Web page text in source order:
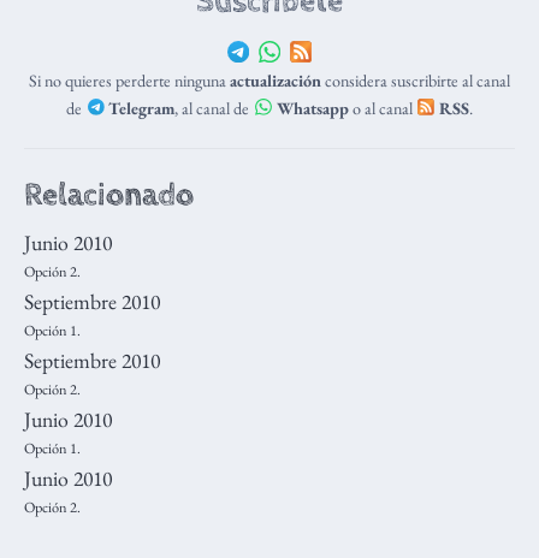
Si no quieres perderte ningunaactualizaciónconsidera suscribirte al canal
de
Telegram, al canal de Whatsappo al canal RSS.
Relacionado
Junio 2010
Opción 2.
Septiembre 2010
Opción 1.
Septiembre 2010
Opción 2.
Junio 2010
Opción 1.
Junio 2010
Opción 2.